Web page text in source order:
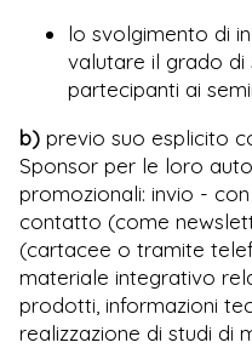
lo svolgimento di
valutare il grado di
partecipanti ai
b) previo suo esplicito
Sponsor per le loro
promozionali: invio -
contatto (come
(cartacee o tramite
materiale integrativo
prodotti, informazioni
realizzazione di studi di